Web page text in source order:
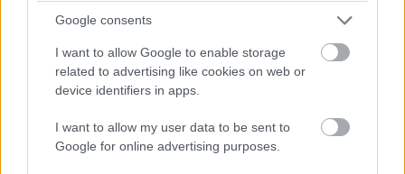
Google consents
I want to allow Google to enable storage
related to advertising like cookies on web or
device identifiers in apps.
I want to allow my user data to be sent to
Google for online advertising purposes.
„Arra az esetre, ha ezt már nem tudnám személyesen
elmondani.”
„Ne. Ezt nem akarom.”